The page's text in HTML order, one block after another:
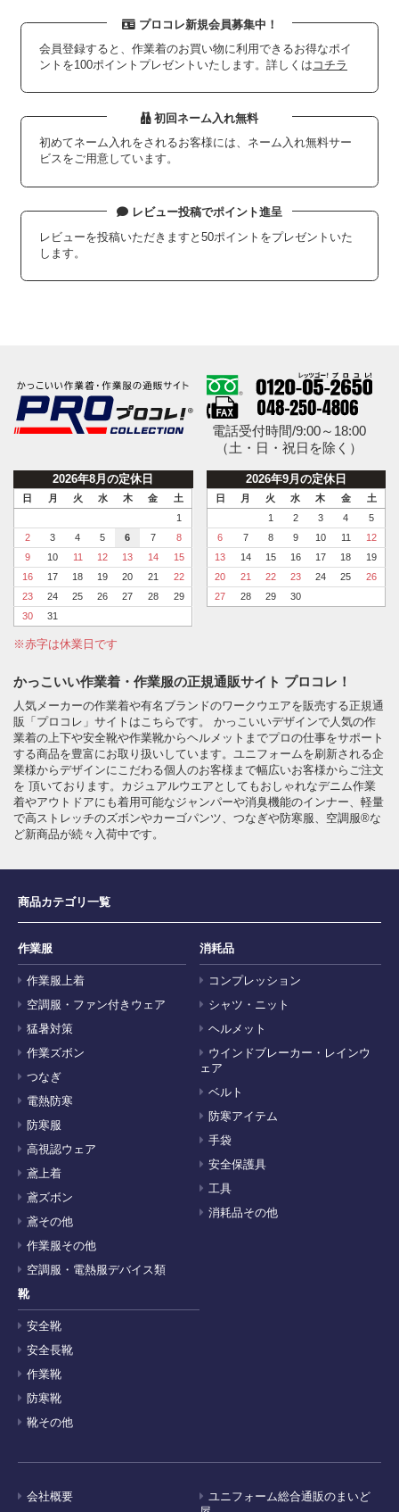
プロコレ新規会員募集中！
会員登録すると、作業着のお買い物に利用できるお得なポイ
ントを100ポイントプレゼントいたします。詳しくは コチラ
初回ネーム入れ無料
初めてネーム入れをされるお客様には、ネーム入れ無料サー
ビスをご用意しています。
レビュー投稿でポイント進呈
レビューを投稿いただきますと50ポイントをプレゼントいた
します。
電話受付時間/9:00～18:00
（土・日・祝日を除く）
2026年8月の定休日
日 月 火 水 木 金
土
1
2
3 4 5 6 7
8
9
10 11 12 13 14
15
16
17 18 19 20 21
22
23
24 25 26 27 28
29
30
31
2026年9月の定休日
日 月 火 水 木 金
土
1
2 3 4
5
6
7 8 9 10 11
12
13
14 15 16 17 18
19
20
21 22 23 24 25
26
27
28 29 30
※赤字は休業日です
かっこいい作業着・作業服の正規通販サイト プロコレ！
人気メーカーの作業着や有名ブランドのワークウエアを販売する正規通
販「プロコレ」サイトはこちらです。 かっこいいデザインで人気の作
業着の上下や安全靴や作業靴からヘルメットまでプロの仕事をサポート
する商品を豊富にお取り扱いしています。ユニフォームを刷新される企
業様からデザインにこだわる個人のお客様まで幅広いお客様からご注文
を 頂いております。カジュアルウエアとしてもおしゃれなデニム作業
着やアウトドアにも着用可能なジャンパーや消臭機能のインナー、軽量
で高ストレッチのズボンやカーゴパンツ、つなぎや防寒服、空調服®な
ど新商品が続々入荷中です。
商品カテゴリ一覧
作業服
作業服上着
空調服・ファン付きウェア
猛暑対策
作業ズボン
つなぎ
電熱防寒
防寒服
高視認ウェア
鳶上着
鳶ズボン
鳶その他
作業服その他
空調服・電熱服デバイス類
靴
安全靴
安全長靴
作業靴
防寒靴
靴その他
消耗品
コンプレッション
シャツ・ニット
ヘルメット
ウインドブレーカー・レインウ
ェア
ベルト
防寒アイテム
手袋
安全保護具
工具
消耗品その他
会社概要
ユニフォーム総合通販のまいど